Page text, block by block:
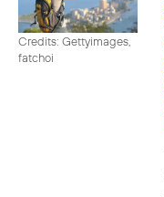
Credits: Gettyimages,
fatchoi